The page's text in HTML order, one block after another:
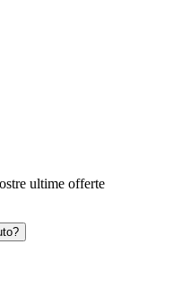
ultime offerte